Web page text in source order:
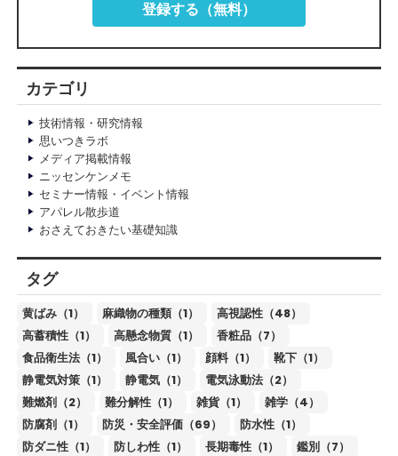
登録する（無料）
カテゴリ
技術情報・研究情報
思いつきラボ
メディア掲載情報
ニッセンケンメモ
セミナー情報・イベント情報
アパレル散歩道
おさえておきたい基礎知識
タグ
黄ばみ（1） 麻織物の種類（1）
高視認性（48）
高蓄積性（1）
高懸念物質（1）
香粧品（7）
食品衛生法（1）
風合い（1） 顔料（1）
靴下（1）
静電気対策（1）
静電気（1）
電気泳動法（2）
難燃剤（2）
難分解性（1） 雑貨（1）
雑学（4）
防腐剤（1）
防災・安全評価（69）
防水性（1）
防ダニ性（1）
防しわ性（1） 長期毒性（1）
鑑別（7）